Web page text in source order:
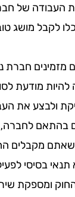
העבודה של
לקבל מושג
מזמינים חברת
להיות מודעת
ולבצע את
בהתאם
שאתם מקבלים
תנאי בסיסי
ומספקת